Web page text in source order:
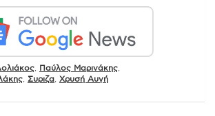
Παύλος Μαρινάκης
Συριζα Χρυσή Αυγή